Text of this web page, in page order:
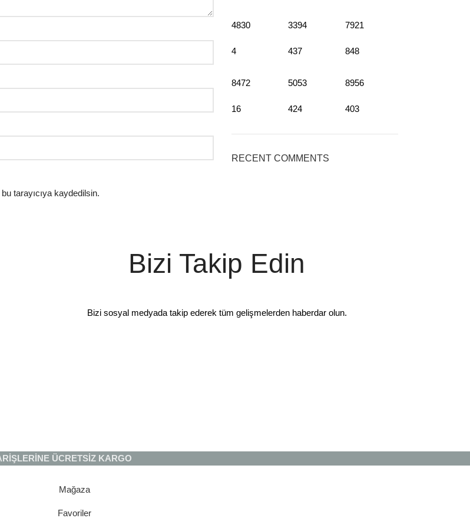
tarayıcıya kaydedilsin.
4830
4
3394
437
7921
848
8472
16
5053
424
8956
403
RECENT COMMENTS
Bizi Takip Edin
Bizi sosyal medyada takip ederek tüm gelişmelerden haberdar olun.
ÜCRETSİZ KARGO
Mağaza
Favoriler